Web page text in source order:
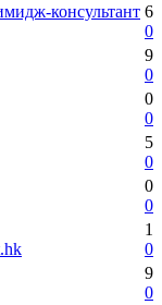
консультант 6
0
9
0
0
0
5
0
0
0
1
0
9
0